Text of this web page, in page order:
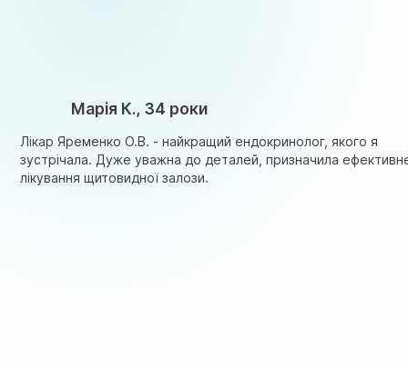
Марія К., 34 роки
Лікар Яременко О.В. - найкращий ендокринолог, якого я
зустрічала. Дуже уважна до деталей, призначила
лікування щитовидної залози.